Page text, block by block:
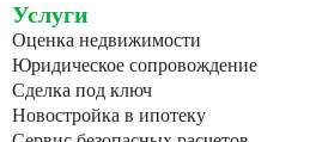
Услуги
Оценка недвижимости
Юридическое сопровождение
Сделка под ключ
Новостройка в ипотеку